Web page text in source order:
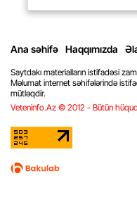
Ana səhifə Haqqımızda
Saytdakı materialların istifadəsi
Məlumat internet səhifələrində
mütləqdir.
Veteninfo.Az © 2012 - Bütün